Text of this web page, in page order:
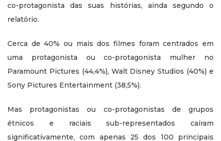
co-protagonista das suas histórias, ainda segundo o
relatório.
Cerca de 40% ou mais dos filmes foram centrados em
uma protagonista ou co-protagonista mulher no
Paramount Pictures (44,4%), Walt Disney Studios (40%) e
Sony Pictures Entertainment (38,5%).
Mas protagonistas ou co-protagonistas de grupos
étnicos e raciais sub-representados caíram
significativamente, com apenas 25 dos 100 principais